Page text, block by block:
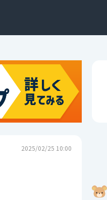
2025/02/25 10:00